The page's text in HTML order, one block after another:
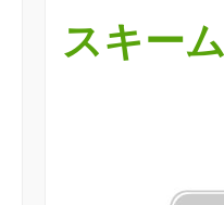
スキー